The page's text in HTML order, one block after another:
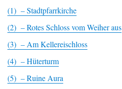
(1) – Stadtpfarrkirche
(2) – Rotes Schloss vom Weiher aus
(3) – Am Kellereischloss
(4) – Hüterturm
(5) – Ruine Aura